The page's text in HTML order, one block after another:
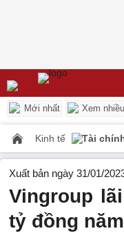
Mới nhất Xem nhiều
Kinh tế Tài
Xuất bản ngày 31/01/
Vingroup
tỷ đồng